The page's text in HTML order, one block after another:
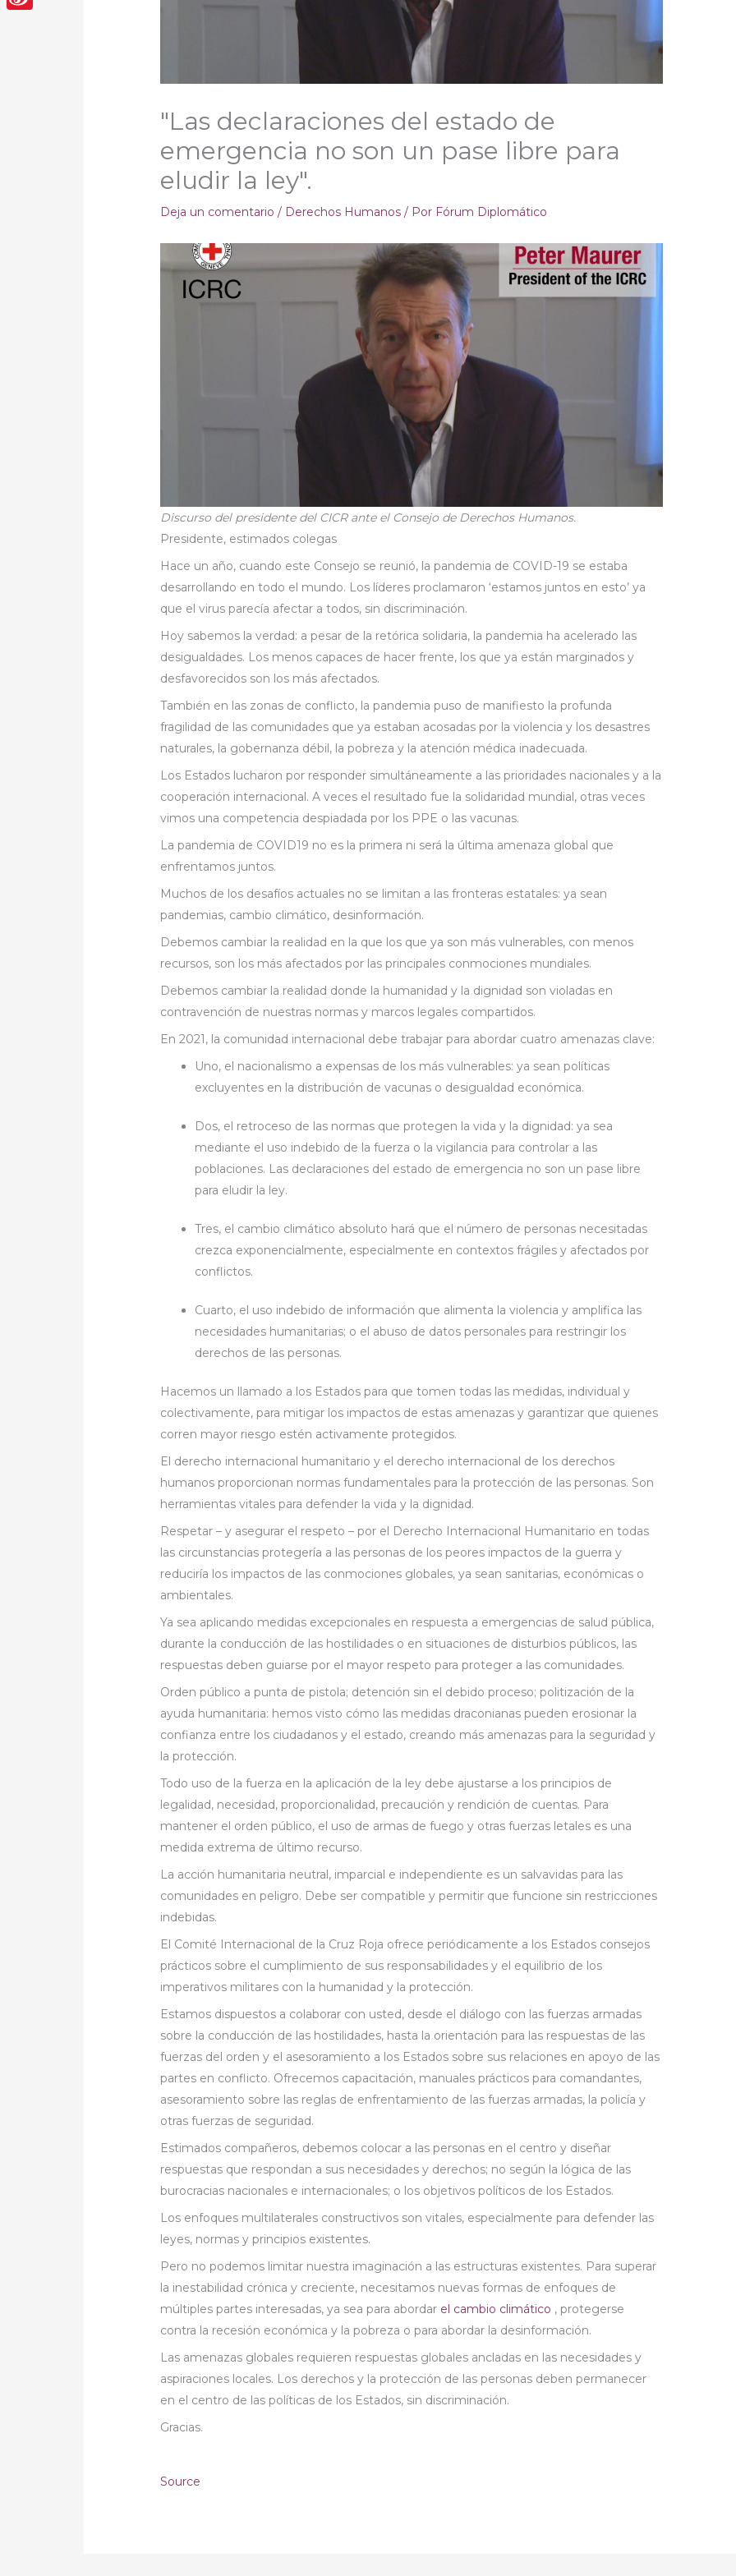
"Las declaraciones del estado de
emergencia no son un pase libre para
eludir la ley".
Deja un comentario / Derechos Humanos / Por Fórum Diplomático
Discurso del presidente del CICR ante el Consejo de Derechos Humanos.
Presidente, estimados colegas
Hace un año, cuando este Consejo se reunió, la pandemia de COVID-19 se estaba
desarrollando en todo el mundo. Los líderes proclamaron ‘estamos juntos en esto’ ya
que el virus parecía afectar a todos, sin discriminación.
Hoy sabemos la verdad: a pesar de la retórica solidaria, la pandemia ha acelerado las
desigualdades. Los menos capaces de hacer frente, los que ya están marginados y
desfavorecidos son los más afectados.
También en las zonas de conflicto, la pandemia puso de manifiesto la profunda
fragilidad de las comunidades que ya estaban acosadas por la violencia y los desastres
naturales, la gobernanza débil, la pobreza y la atención médica inadecuada.
Los Estados lucharon por responder simultáneamente a las prioridades nacionales y a la
cooperación internacional. A veces el resultado fue la solidaridad mundial, otras veces
vimos una competencia despiadada por los PPE o las vacunas.
La pandemia de COVID19 no es la primera ni será la última amenaza global que
enfrentamos juntos.
Muchos de los desafíos actuales no se limitan a las fronteras estatales: ya sean
pandemias, cambio climático, desinformación.
Debemos cambiar la realidad en la que los que ya son más vulnerables, con menos
recursos, son los más afectados por las principales conmociones mundiales.
Debemos cambiar la realidad donde la humanidad y la dignidad son violadas en
contravención de nuestras normas y marcos legales compartidos.
En 2021, la comunidad internacional debe trabajar para abordar cuatro amenazas clave:
Uno, el nacionalismo a expensas de los más vulnerables: ya sean políticas
excluyentes en la distribución de vacunas o desigualdad económica.
Dos, el retroceso de las normas que protegen la vida y la dignidad: ya sea
mediante el uso indebido de la fuerza o la vigilancia para controlar a las
poblaciones. Las declaraciones del estado de emergencia no son un pase libre
para eludir la ley.
Tres, el cambio climático absoluto hará que el número de personas necesitadas
crezca exponencialmente, especialmente en contextos frágiles y afectados por
conflictos.
Cuarto, el uso indebido de información que alimenta la violencia y amplifica las
necesidades humanitarias; o el abuso de datos personales para restringir los
derechos de las personas.
Hacemos un llamado a los Estados para que tomen todas las medidas, individual y
colectivamente, para mitigar los impactos de estas amenazas y garantizar que quienes
corren mayor riesgo estén activamente protegidos.
El derecho internacional humanitario y el derecho internacional de los derechos
humanos proporcionan normas fundamentales para la protección de las personas. Son
herramientas vitales para defender la vida y la dignidad.
Respetar – y asegurar el respeto – por el Derecho Internacional Humanitario en todas
las circunstancias protegería a las personas de los peores impactos de la guerra y
reduciría los impactos de las conmociones globales, ya sean sanitarias, económicas o
ambientales.
Ya sea aplicando medidas excepcionales en respuesta a emergencias de salud pública,
durante la conducción de las hostilidades o en situaciones de disturbios públicos, las
respuestas deben guiarse por el mayor respeto para proteger a las comunidades.
Orden público a punta de pistola; detención sin el debido proceso; politización de la
ayuda humanitaria: hemos visto cómo las medidas draconianas pueden erosionar la
confianza entre los ciudadanos y el estado, creando más amenazas para la seguridad y
la protección.
Todo uso de la fuerza en la aplicación de la ley debe ajustarse a los principios de
legalidad, necesidad, proporcionalidad, precaución y rendición de cuentas. Para
mantener el orden público, el uso de armas de fuego y otras fuerzas letales es una
medida extrema de último recurso.
La acción humanitaria neutral, imparcial e independiente es un salvavidas para las
comunidades en peligro. Debe ser compatible y permitir que funcione sin restricciones
indebidas.
El Comité Internacional de la Cruz Roja ofrece periódicamente a los Estados consejos
prácticos sobre el cumplimiento de sus responsabilidades y el equilibrio de los
imperativos militares con la humanidad y la protección.
Estamos dispuestos a colaborar con usted, desde el diálogo con las fuerzas armadas
sobre la conducción de las hostilidades, hasta la orientación para las respuestas de las
fuerzas del orden y el asesoramiento a los Estados sobre sus relaciones en apoyo de las
partes en conflicto. Ofrecemos capacitación, manuales prácticos para comandantes,
asesoramiento sobre las reglas de enfrentamiento de las fuerzas armadas, la policía y
otras fuerzas de seguridad.
Estimados compañeros, debemos colocar a las personas en el centro y diseñar
respuestas que respondan a sus necesidades y derechos; no según la lógica de las
burocracias nacionales e internacionales; o los objetivos políticos de los Estados.
Los enfoques multilaterales constructivos son vitales, especialmente para defender las
leyes, normas y principios existentes.
Pero no podemos limitar nuestra imaginación a las estructuras existentes. Para superar
la inestabilidad crónica y creciente, necesitamos nuevas formas de enfoques de
múltiples partes interesadas, ya sea para abordar el cambio climático , protegerse
contra la recesión económica y la pobreza o para abordar la desinformación.
Las amenazas globales requieren respuestas globales ancladas en las necesidades y
aspiraciones locales. Los derechos y la protección de las personas deben permanecer
en el centro de las políticas de los Estados, sin discriminación.
Gracias.
Source